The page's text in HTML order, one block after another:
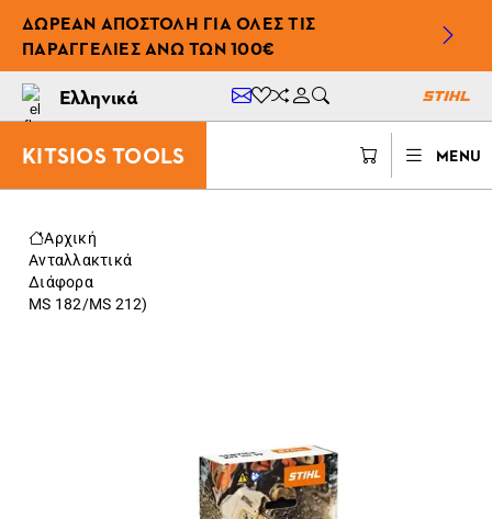
ΔΩΡΕΆΝ ΑΠΟΣΤΟΛΉ ΓΙΑ ΌΛΕΣ ΤΙΣ
ΠΑΡΑΓΓΕΛΊΕΣ ΆΝΩ ΤΩΝ 100€
Ελληνικά
KITSIOS TOOLS MENU
Αρχική
Ανταλλακτικά
Διάφορα
MS 182/MS 212)